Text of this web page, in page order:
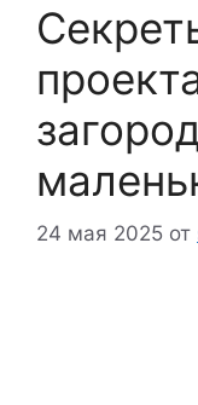
24 мая 2025 от